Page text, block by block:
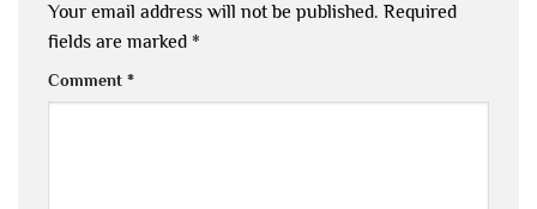
Your email address will not be published. Required
fields are marked *
Comment *